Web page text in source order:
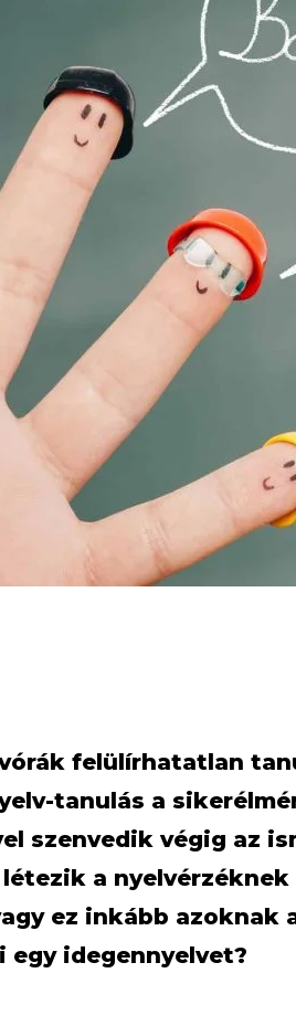
felülírhatatlan
tanulás a
szenvedik végig az
a
ez inkább azoknak
idegennyelvet?